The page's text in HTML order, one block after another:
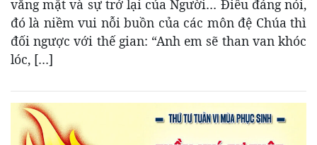
vắng mặt và sự trở lại của Người… Điều đáng nói,
đó là niềm vui nỗi buồn của các môn đệ Chúa thì
đối ngược với thế gian: “Anh em sẽ than van khóc
lóc, […]